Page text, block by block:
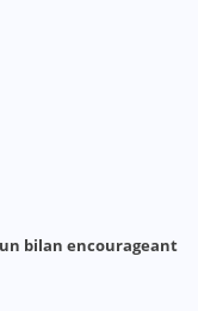
un bilan encourageant